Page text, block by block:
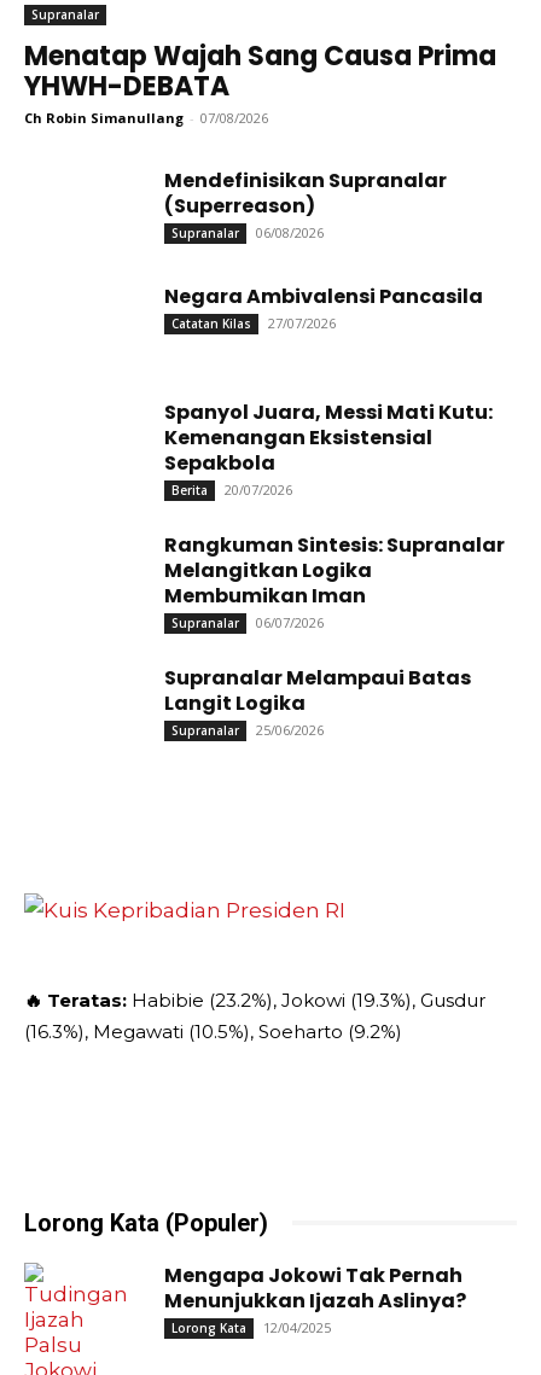
Supranalar
Menatap Wajah Sang Causa Prima
YHWH-DEBATA
Ch Robin Simanullang - 07/08/2026
Mendefinisikan Supranalar
(Superreason)
Supranalar 06/08/2026
Negara Ambivalensi Pancasila
Catatan Kilas 27/07/2026
Spanyol Juara, Messi Mati Kutu:
Kemenangan Eksistensial
Sepakbola
Berita 20/07/2026
Rangkuman Sintesis: Supranalar
Melangitkan Logika
Membumikan Iman
Supranalar 06/07/2026
Supranalar Melampaui Batas
Langit Logika
Supranalar 25/06/2026
🔥 Teratas: Habibie (23.2%), Jokowi (19.3%), Gusdur
(16.3%), Megawati (10.5%), Soeharto (9.2%)
Lorong Kata (Populer)
Mengapa Jokowi Tak Pernah
Menunjukkan Ijazah Aslinya?
Lorong Kata 12/04/2025